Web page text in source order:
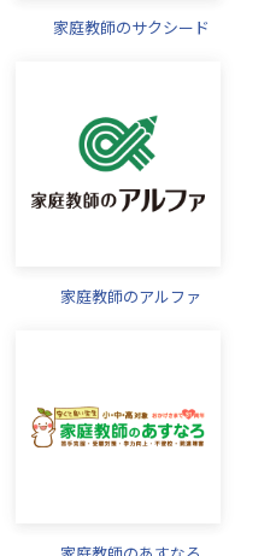
家庭教師のサクシード
家庭教師のアルファ